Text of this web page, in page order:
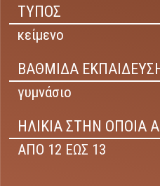
ΤΥΠΟΣ
κείμενο
ΒΑΘΜΙΔΑ
γυμνάσιο
ΗΛΙΚΙΑ ΣΤΗΝ ΟΠΟΙΑ
ΑΠΟ 12 ΕΩΣ 13